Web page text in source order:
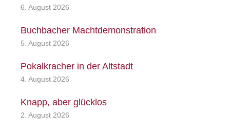
6. August 2026
Buchbacher Machtdemonstration
5. August 2026
Pokalkracher in der Altstadt
4. August 2026
Knapp, aber glücklos
2. August 2026